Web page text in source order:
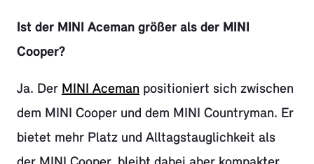
Ist der MINI Aceman größer als der MINI
Cooper?
Ja. Der MINI Aceman positioniert sich zwischen
dem MINI Cooper und dem MINI Countryman. Er
bietet mehr Platz und Alltagstauglichkeit als